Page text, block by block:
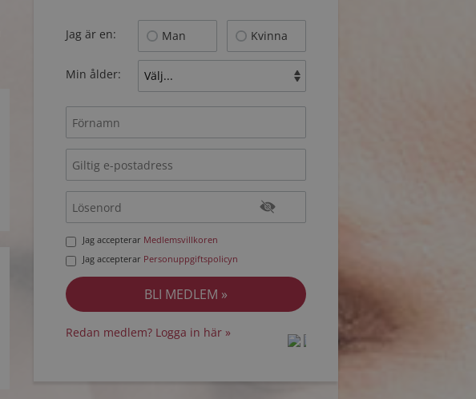
Jag är en: Man Kvinna
Min ålder:
Jag accepterar Medlemsvillkoren
Jag accepterar Personuppgiftspolicyn
Redan medlem? Logga in här »